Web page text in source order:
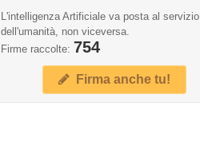
L'intelligenza Artificiale va posta al servizio
dell'umanità, non viceversa.
Firme raccolte: 754
Firma anche tu!